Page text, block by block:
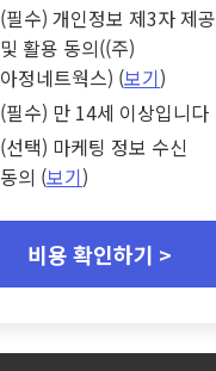
(필수) 개인정보 제3자 제공
및 활용 동의((주)
아정네트웍스) (보기)
(필수) 만 14세 이상입니다
(선택) 마케팅 정보 수신
동의 (보기)
비용 확인하기 >